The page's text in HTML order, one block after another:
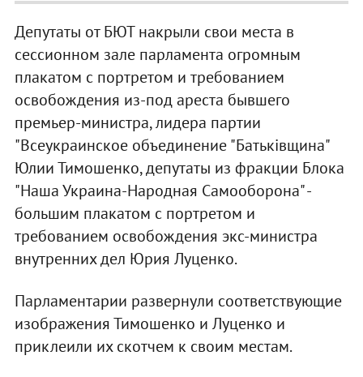
Депутаты от БЮТ накрыли свои места в
сессионном зале парламента огромным
плакатом с портретом и требованием
освобождения из-под ареста бывшего
премьер-министра, лидера партии
"Всеукраинское объединение "Батьківщина"
Юлии Тимошенко, депутаты из фракции Блока
"Наша Украина-Народная Самооборона" -
большим плакатом с портретом и
требованием освобождения экс-министра
внутренних дел Юрия Луценко.
Парламентарии развернули соответствующие
изображения Тимошенко и Луценко и
приклеили их скотчем к своим местам.